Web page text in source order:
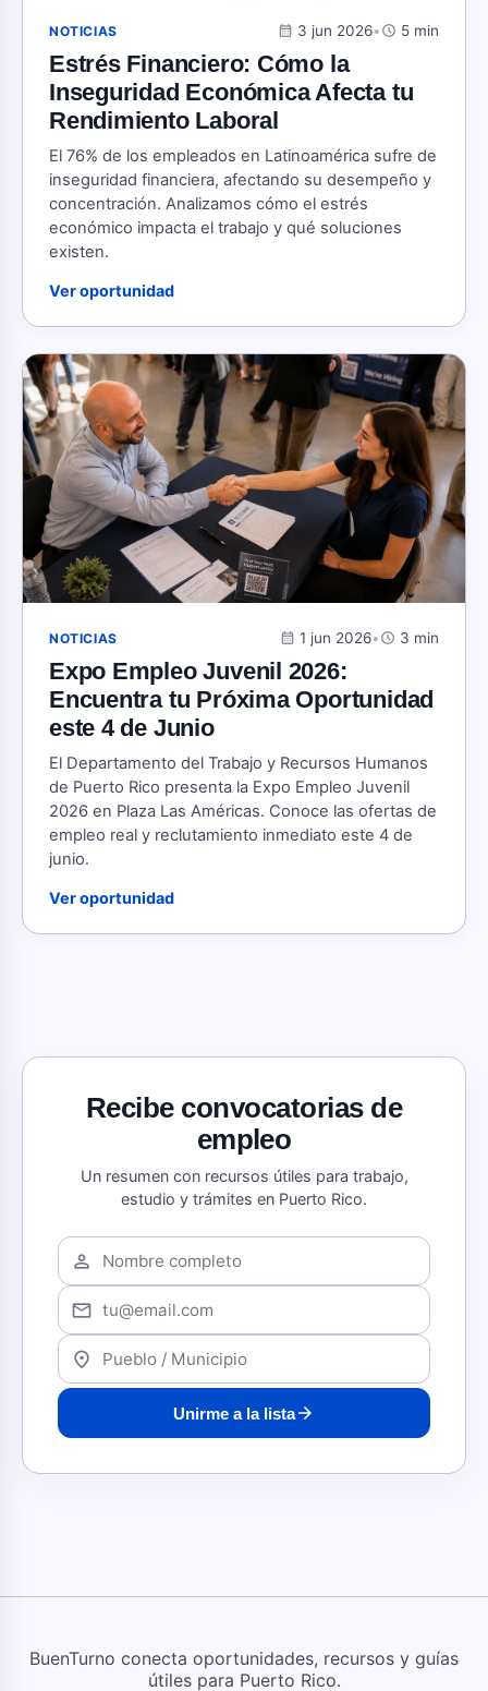
NOTICIAS calendar_month 3 jun 2026•schedule 5 min
Estrés Financiero: Cómo la
Inseguridad Económica Afecta tu
Rendimiento Laboral
El 76% de los empleados en Latinoamérica sufre de
inseguridad financiera, afectando su desempeño y
concentración. Analizamos cómo el estrés
económico impacta el trabajo y qué soluciones
existen.
Ver oportunidad
NOTICIAS calendar_month 1 jun 2026•schedule 3 min
Expo Empleo Juvenil 2026:
Encuentra tu Próxima Oportunidad
este 4 de Junio
El Departamento del Trabajo y Recursos Humanos
de Puerto Rico presenta la Expo Empleo Juvenil
2026 en Plaza Las Américas. Conoce las ofertas de
empleo real y reclutamiento inmediato este 4 de
junio.
Ver oportunidad
Recibe convocatorias de
empleo
Un resumen con recursos útiles para trabajo,
estudio y trámites en Puerto Rico.
person
mail
location_on
Unirme a la listaarrow_forward
BuenTurno conecta oportunidades, recursos y guías
útiles para Puerto Rico.